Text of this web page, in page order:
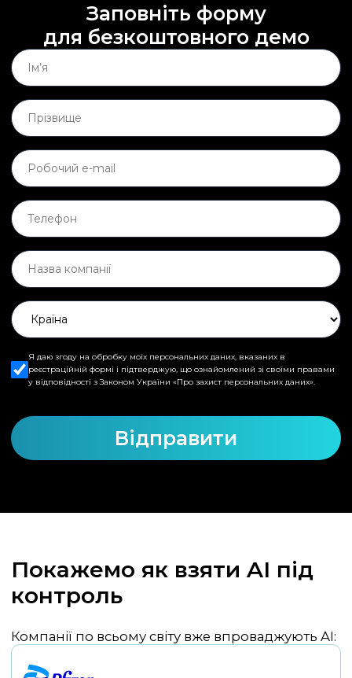
Заповніть форму
для безкоштовного демо
Я даю згоду на обробку моїх персональних даних, вказаних в
реєстраційній формі і підтверджую, що ознайомлений зі своїми правами
у відповідності з Законом України «Про захист персональних даних».
Відправити
Покажемо як взяти AI під
контроль
Компанії по всьому світу вже впроваджують AI: